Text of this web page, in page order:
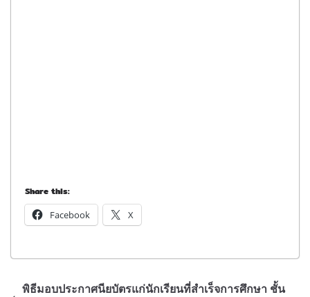
Share this:
Facebook X
พิธีมอบประกาศนียบัตรแก่นักเรียนที่สำเร็จการศึกษา ชั้น